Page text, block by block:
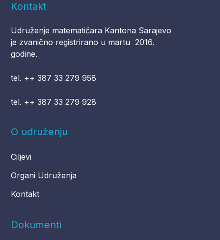
Kontakt
Udruženje matematičara Kantona Sarajevo
je zvanično registrirano u martu 2016.
godine.
tel. ++ 387 33 279 958
tel. ++ 387 33 279 928
O udruženju
Ciljevi
Organi Udruženja
Kontakt
Dokumenti